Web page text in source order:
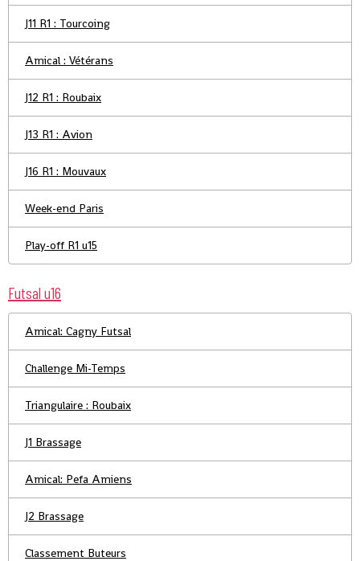
J11 R1 : Tourcoing
Amical : Vétérans
J12 R1 : Roubaix
J13 R1 : Avion
J16 R1 : Mouvaux
Week-end Paris
Play-off R1 u15
Futsal u16
Amical: Cagny Futsal
Challenge Mi-Temps
Triangulaire : Roubaix
J1 Brassage
Amical: Pefa Amiens
J2 Brassage
Classement Buteurs